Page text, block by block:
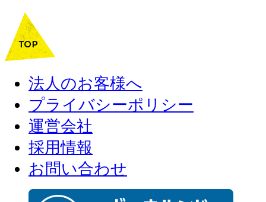
法人のお客様へ
プライバシーポリシー
運営会社
採用情報
お問い合わせ